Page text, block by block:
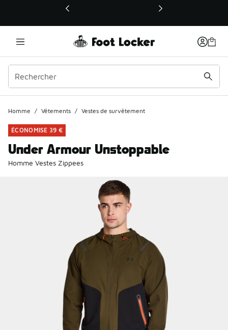
Ce lien ouvrira une nouvelle fenêtre
Homme / Vêtements / Vestes de survêtement
ÉCONOMISE 39 €
Under Armour Unstoppable
Homme Vestes Zippees